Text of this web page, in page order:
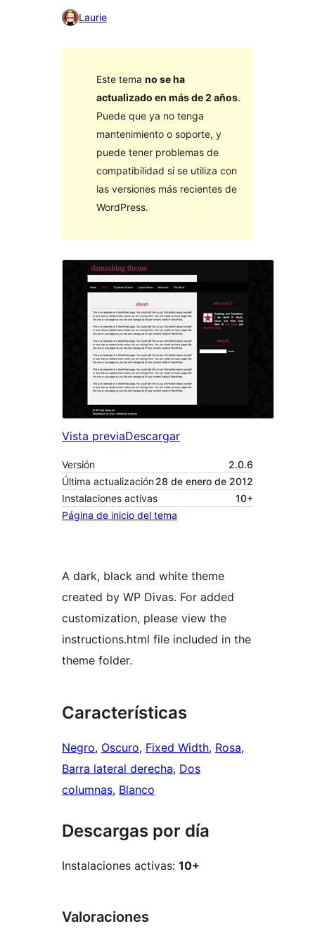
Laurie
Este tema no se ha
actualizado en más de 2 años.
Puede que ya no tenga
mantenimiento o soporte, y
puede tener problemas de
compatibilidad si se utiliza con
las versiones más recientes de
WordPress.
Vista previaDescargar
Versión
2.0.6
Última actualización28 de enero de 2012
Instalaciones activas
10+
Página de inicio del tema
A dark, black and white theme
created by WP Divas. For added
customization, please view the
instructions.html file included in the
theme folder.
Características
Negro, Oscuro, Fixed Width, Rosa
Barra lateral derecha, Dos
columnas, Blanco
Descargas por día
Instalaciones activas: 10+
Valoraciones